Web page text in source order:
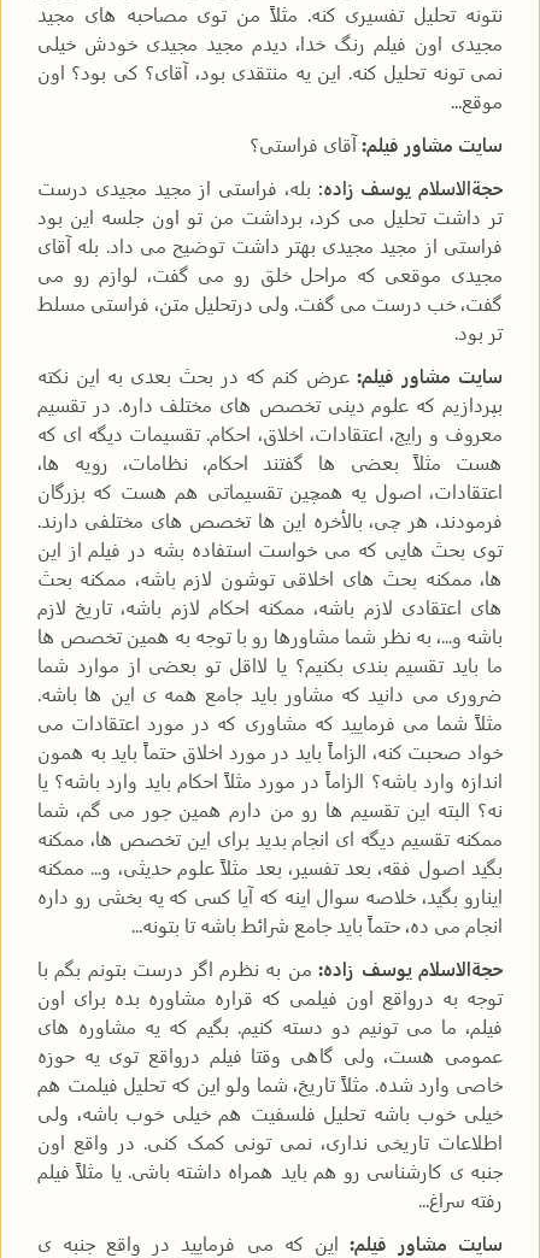
نتونه تحلیل تفسیری کنه. مثلاً من توی مصاحبه های مجید
مجیدی اون فیلم رنگ خدا، دیدم مجید مجیدی خودش خیلی
نمی تونه تحلیل کنه. این یه منتقدی بود، آقای؟ کی بود؟ اون
موقع...
سایت مشاور فیلم:آقای فراستی؟
حجةالاسلام یوسف زاده: بله، فراستی از مجید مجیدی درست
تر داشت تحلیل می کرد، برداشت من تو اون جلسه این بود
فراستی از مجید مجیدی بهتر داشت توضیح می داد. بله آقای
مجیدی موقعی که مراحل خلق رو می گفت، لوازم رو می
گفت، خب درست می گفت. ولی درتحلیل متن، فراستی مسلط
تر بود.
سایت مشاور فیلم: عرض کنم که در بحث بعدی به این نکته
بپردازیم که علوم دینی تخصص های مختلف داره. در تقسیم
معروف و رایج، اعتقادات، اخلاق، احکام. تقسیمات دیگه ای که
هست مثلاً بعضی ها گفتند احکام، نظامات، رویه ها،
اعتقادات، اصول یه همچین تقسیماتی هم هست که بزرگان
فرمودند، هر چی، بالأخره این ها تخصص های مختلفی دارند.
توی بحث هایی که می خواست استفاده بشه در فیلم از این
ها، ممکنه بحث های اخلاقی توشون لازم باشه، ممکنه بحث
های اعتقادی لازم باشه، ممکنه احکام لازم باشه، تاریخ لازم
باشه و...، به نظر شما مشاورها رو با توجه به همین تخصص ها
ما باید تقسیم بندی بکنیم؟ یا لااقل تو بعضی از موارد شما
ضروری می دانید که مشاور باید جامع همه ی این ها باشه.
مثلاً شما می فرمایید که مشاوری که در مورد اعتقادات می
خواد صحبت کنه، الزاماً باید در مورد اخلاق حتماً باید به همون
اندازه وارد باشه؟ الزاماً در مورد مثلاً احکام باید وارد باشه؟ یا
نه؟ البته این تقسیم ها رو من دارم همین جور می گم، شما
ممکنه تقسیم دیگه ای انجام بدید برای این تخصص ها، ممکنه
بگید اصول فقه، بعد تفسیر، بعد مثلاً علوم حدیثی، و... ممکنه
اینارو بگید، خلاصه سوال اینه که آیا کسی که یه بخشی رو داره
انجام می ده، حتماً باید جامع شرائط باشه تا بتونه...
حجةالاسلام یوسف زاده:من به نظرم اگر درست بتونم بگم با
توجه به درواقع اون فیلمی که قراره مشاوره بده برای اون
فیلم، ما می تونیم دو دسته کنیم. بگیم که یه مشاوره های
عمومی هست، ولی گاهی وقتا فیلم درواقع توی یه حوزه
خاصی وارد شده. مثلاً تاریخ، شما ولو این که تحلیل فیلمت هم
خیلی خوب باشه تحلیل فلسفیت هم خیلی خوب باشه، ولی
اطلاعات تاریخی نداری، نمی تونی کمک کنی. در واقع اون
جنبه ی کارشناسی رو هم باید همراه داشته باشی. یا مثلاً فیلم
رفته سراغ...
سایت مشاور فیلم: این که می فرمایید در واقع جنبه ی